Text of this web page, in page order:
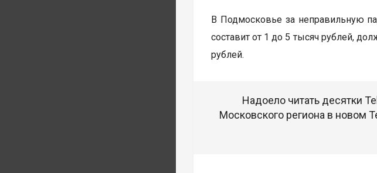
В Подмосковье за неправильную
составит от 1 до 5 тысяч рублей,
рублей.
Надоело читать десятки
Московского региона в новом